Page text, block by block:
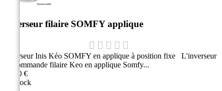
Inverseur filaire SOMFY applique
Inverseur Inis Kéo SOMFY en applique à position fixe L'inverseur
de commande filaire Keo en applique Somfy...
14,30 €
En stock